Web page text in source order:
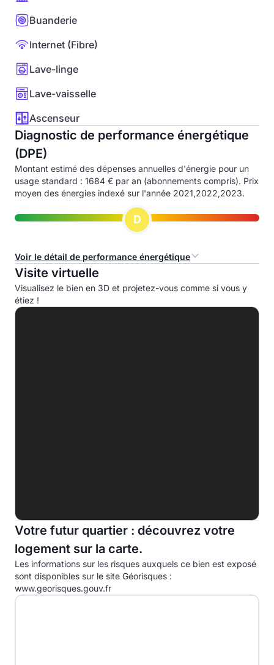
Buanderie
Internet (Fibre)
Lave-linge
Lave-vaisselle
Ascenseur
Diagnostic de performance énergétique
(DPE)
Montant estimé des dépenses annuelles d'énergie pour un
usage standard : 1684 € par an (abonnements compris). Prix
moyen des énergies indexé sur l'année 2021,2022,2023.
D
Voir le détail de performance énergétique
Consommation d'énergie primaire (CEP)
A
C
D
E
F
Visite virtuelle
Visualisez le bien en 3D et projetez-vous comme si vous y
étiez !
Votre futur quartier : découvrez votre
logement sur la carte.
Les informations sur les risques auxquels ce bien est exposé
sont disponibles sur le site Géorisques :
www.georisques.gouv.fr